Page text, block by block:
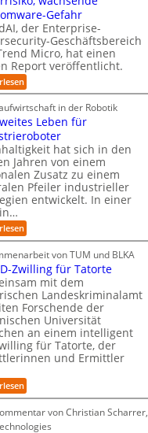
n
F
o
r
m
w
a
s
b
e
i
ü
b
e
r
n
i
c
h
t
-
e
u
r
o
p
i
s
c
h
e
n
R
o
u
t
e
-
H
e
r
r
O
r
i
e
n
t
i
e
r
u
n
g
u
s
t
r
i
a
l
A
I
n
S
A
P
:
W
i
e
s
u
b
e
r
e
D
a
t
e
n
K
I
-
r
o
j
e
k
Gefahr
der Enterprise-
Geschäftsbereich
Micro, hat einen
Report veröffentlicht.
:
T
e
n
d
A
I
-
R
e
p
r
t
:
S
i
n
k
e
n
d
e
s
C
b
e
r
r
in der Robotik
Leben für
hat sich in den
Jahren von einem
Zusatz zu einem
Pfeiler industrieller
entwickelt. In einer
:
E
n
z
w
e
i
t
e
s
L
e
e
n
ü
r
von TUM und BLKA
Zwilling für Tatorte
mit dem
Landeskriminalamt
Forschende der
Universität
an einem intelligent
für Tatorte, der
und Ermittler
:
E
n
3
von Christian Scharrer,